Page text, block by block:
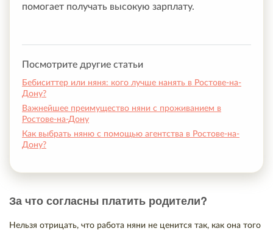
Посмотрите другие статьи
Бебиситтер или няня: кого лучше нанять в Ростове-на-
Дону?
Важнейшее преимущество няни с проживанием в
Ростове-на-Дону
Как выбрать няню с помощью агентства в Ростове-на-
Дону?
помогает получать высокую зарплату.
За что согласны платить родители?
Нельзя отрицать, что работа няни не ценится так, как она того